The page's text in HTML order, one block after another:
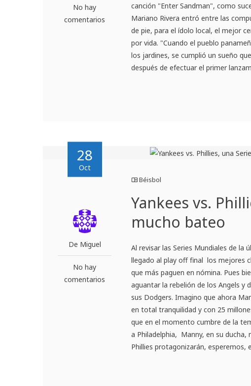
No hay
comentarios
canción "Enter Sandman", como
Mariano Rivera entró entre las
de pie, para el ídolo local, el mejor
por vida. "Cuando el pueblo
los jardines, se cumplió un sueño
después de efectuar el primer
28
Oct
De Miguel
No hay
comentarios
Béisbol
Yankees vs.
mucho bateo
Al revisar las Series Mundiales de la
llegado al play off final los mejores
que más paguen en nómina. Pues
aguantar la rebelión de los Angels y
sus Dodgers. Imagino que ahora
en total tranquilidad y con 25
que en el momento cumbre de la
a Philadelphia, Manny, en su
Phillies protagonizarán, esperemos,